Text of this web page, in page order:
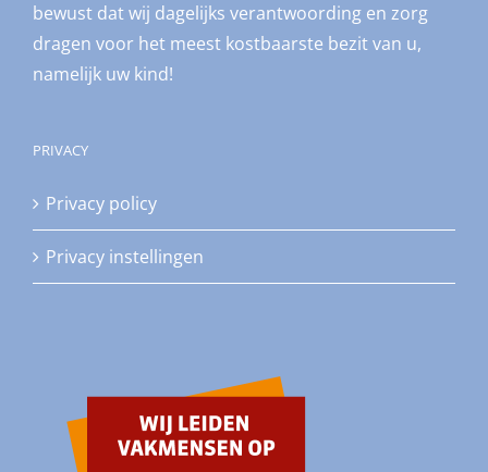
bewust dat wij dagelijks verantwoording en zorg
dragen voor het meest kostbaarste bezit van u,
namelijk uw kind!
PRIVACY
Privacy policy
Privacy instellingen